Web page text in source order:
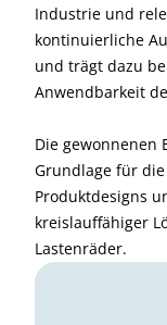
Industrie und
kontinuierliche
und trägt dazu
Anwendbarkeit
Die gewonnenen
Grundlage für
Produktdesigns
kreislauffähiger
Lastenräder.